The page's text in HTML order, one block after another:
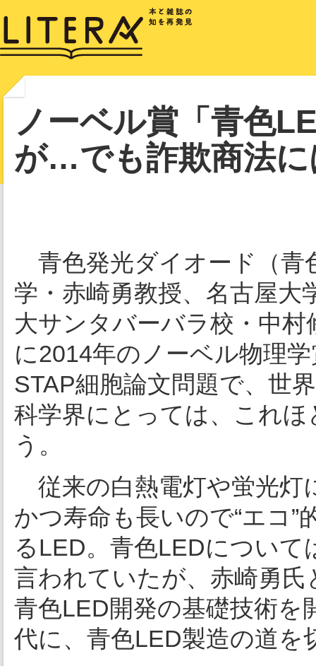
ノーベル賞「青色
が…でも詐欺商法に
青色発光ダイオード（青
学・赤崎勇教授、名古屋
大サンタバーバラ校・中
に2014年のノーベル物理
STAP細胞論文問題で、世
科学界にとっては、これ
う。
従来の白熱電灯や蛍光灯
かつ寿命も長いので“エコ
るLED。青色LEDについ
言われていたが、赤崎勇
青色LED開発の基礎技術を
代に、青色LED製造の道を